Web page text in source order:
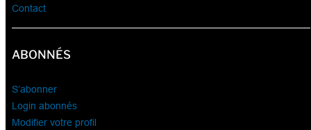
Contact
ABONNÉS
S’abonner
Login abonnés
Modifier votre profil